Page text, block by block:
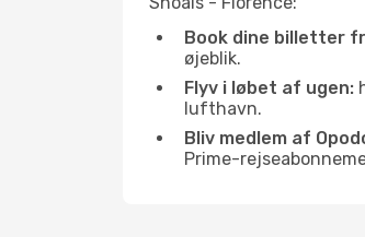
Book dine billetter
øjeblik.
Flyv i løbet af ugen:
lufthavn.
Bliv medlem af
Prime-